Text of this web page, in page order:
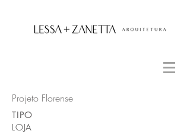
Projeto Florense
TIPO
LOJA